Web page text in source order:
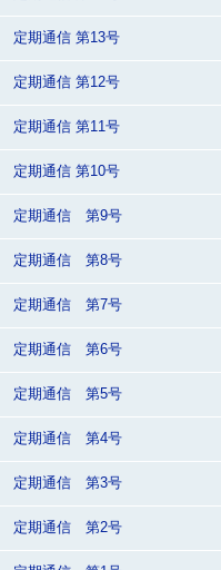
定期通信 第13号
定期通信 第12号
定期通信 第11号
定期通信 第10号
定期通信 第9号
定期通信 第8号
定期通信 第7号
定期通信 第6号
定期通信 第5号
定期通信 第4号
定期通信 第3号
定期通信 第2号